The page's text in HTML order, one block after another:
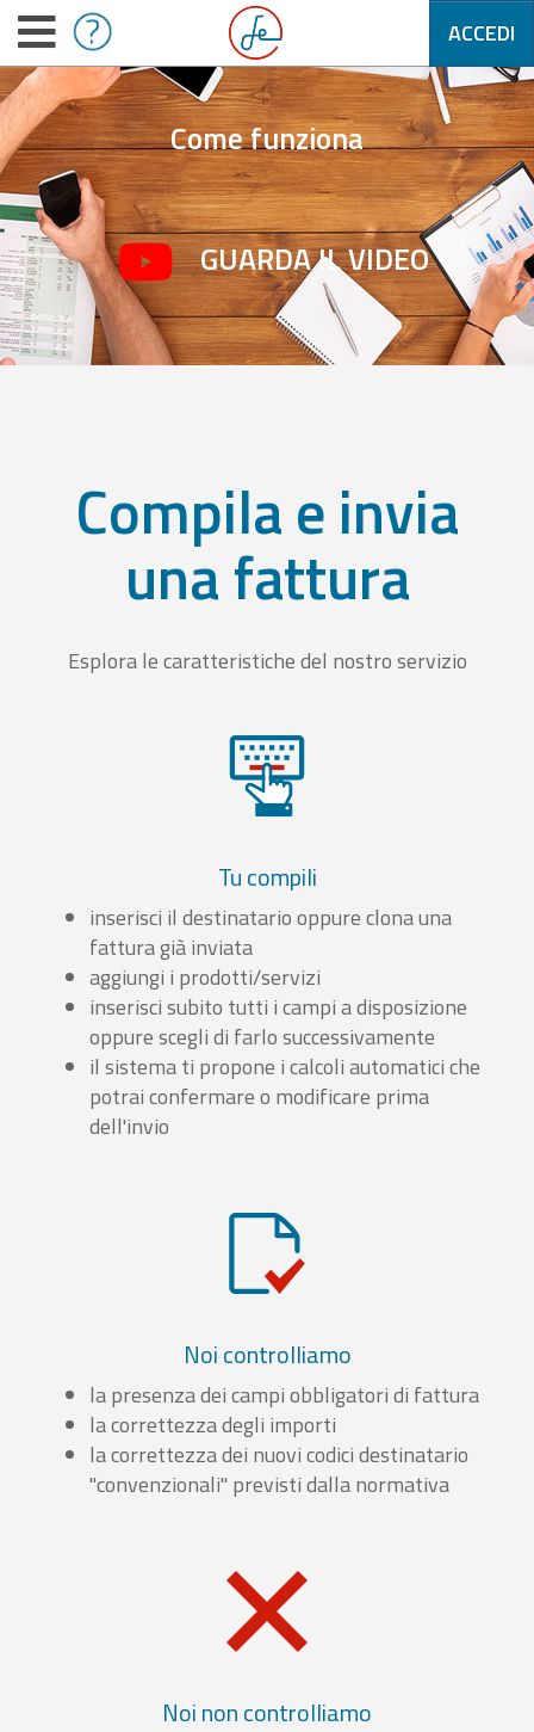
ACCEDI
Come funziona
GUARDA IL VIDEO
Compila e invia
una fattura
Esplora le caratteristiche del nostro servizio
Tu compili
inserisci il destinatario oppure clona una
fattura già inviata
aggiungi i prodotti/servizi
inserisci subito tutti i campi a disposizione
oppure scegli di farlo successivamente
il sistema ti propone i calcoli automatici che
potrai confermare o modificare prima
dell'invio
Noi controlliamo
la presenza dei campi obbligatori di fattura
la correttezza degli importi
la correttezza dei nuovi codici destinatario
"convenzionali" previsti dalla normativa
Noi non controlliamo